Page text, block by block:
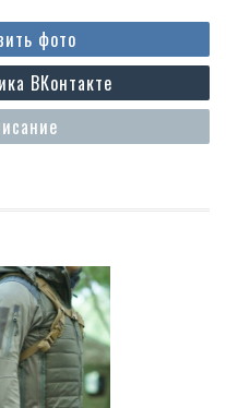
ВКонтакте
фото